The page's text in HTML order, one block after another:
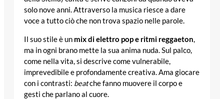
solo nove anni. Attraverso la musica riesce a dare
voce a tutto ciò che non trova spazio nelle parole.
Il suo stile è un mix di elettro pop e ritmi reggaeton,
ma in ogni brano mette la sua anima nuda. Sul palco,
come nella vita, si descrive come vulnerabile,
imprevedibile e profondamente creativa. Ama giocare
con i contrasti: beatche fanno muovere il corpo e
gesti che parlano al cuore.